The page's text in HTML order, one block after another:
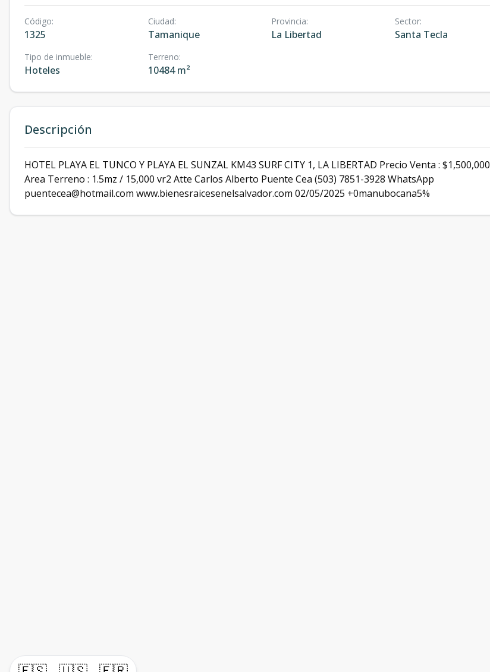
Código:
1325
Ciudad:
Tamanique
Provincia:
La Libertad
Sector:
Santa Tecla
Tipo de inmueble:
Hoteles
Terreno:
10484 m²
Descripción
HOTEL PLAYA EL TUNCO Y PLAYA EL SUNZAL KM43 SURF CITY 1, LA LIBERTAD Precio Venta : $1,500,000
Area Terreno : 1.5mz / 15,000 vr2 Atte Carlos Alberto Puente Cea (503) 7851-3928 WhatsApp
puentecea@hotmail.com www.bienesraicesenelsalvador.com 02/05/2025 +0manubocana5%